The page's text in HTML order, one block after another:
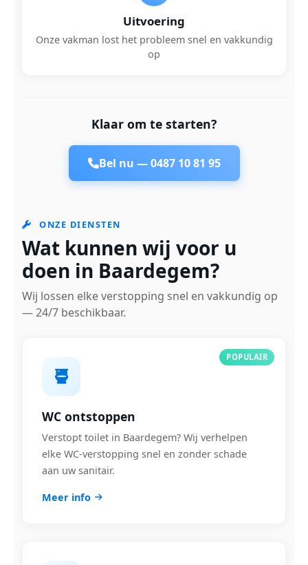
Uitvoering
Onze vakman lost het probleem snel en vakkundig
op
Klaar om te starten?
Bel nu —0487 10 81 95
ONZE DIENSTEN
Wat kunnen wij voor u
doen in Baardegem?
Wij lossen elke verstopping snel en vakkundig op
— 24/7 beschikbaar.
POPULAIR
WC ontstoppen
Verstopt toilet in Baardegem? Wij verhelpen
elke WC-verstopping snel en zonder schade
aan uw sanitair.
Meer info